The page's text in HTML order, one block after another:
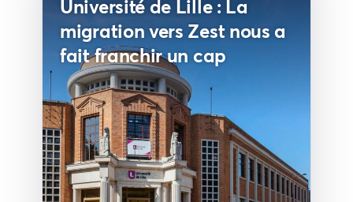
Université de Lille : La
migration vers Zest nous a
fait franchir un cap